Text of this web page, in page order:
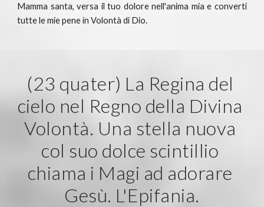
Mamma santa, versa il tuo dolore nell'anima mia e converti
tutte le mie pene in Volontà di Dio.
(23 quater) La Regina del
cielo nel Regno della Divina
Volontà. Una stella nuova
col suo dolce scintillio
chiama i Magi ad adorare
Gesù. L'Epifania.